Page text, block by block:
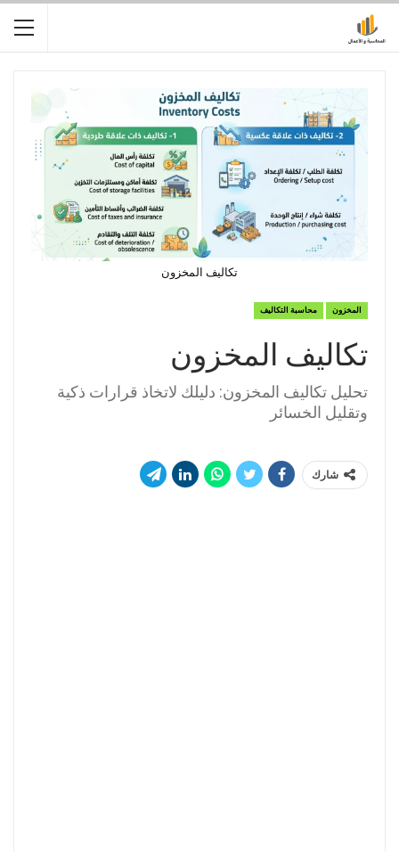
تكاليف المخزون
المخزون محاسبة التكاليف
تكاليف المخزون
تحليل تكاليف المخزون: دليلك لاتخاذ قرارات ذكية
وتقليل الخسائر
شارك